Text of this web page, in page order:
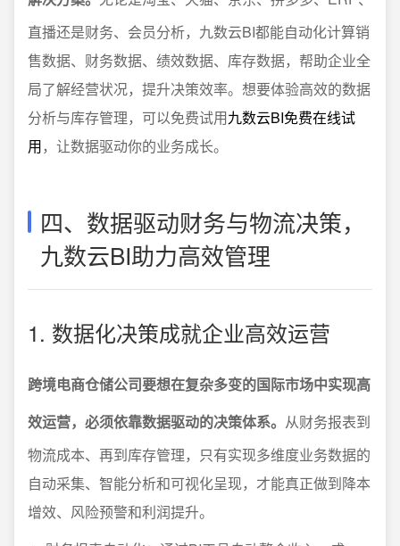
直播还是财务、会员分析，九数云BI都能自动化计算销
售数据、财务数据、绩效数据、库存数据，帮助企业全
局了解经营状况，提升决策效率。想要体验高效的数据
分析与库存管理，可以免费试用九数云BI免费在线试
用，让数据驱动你的业务成长。
四、数据驱动财务与物流决策，
九数云BI助力高效管理
1. 数据化决策成就企业高效运营
跨境电商仓储公司要想在复杂多变的国际市场中实现高
效运营，必须依靠数据驱动的决策体系。 从财务报表到
物流成本、再到库存管理，只有实现多维度业务数据的
自动采集、智能分析和可视化呈现，才能真正做到降本
增效、风险预警和利润提升。